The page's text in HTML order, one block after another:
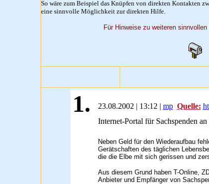
So wäre zum Beispiel das Knüpfen von direkten Kontakten
eine sinnvolle Möglichkeit zur direkten Hilfe.
Für Hinweise zu weiteren
1. 23.08.2002 | 13:12 | mp Quelle:
Internet-Portal für Sachspenden
Neben Geld für den Wiederaufbau
Gerätschaften des täglichen
die die Elbe mit sich gerissen und
Aus diesem Grund haben T-Online,
Anbieter und Empfänger von